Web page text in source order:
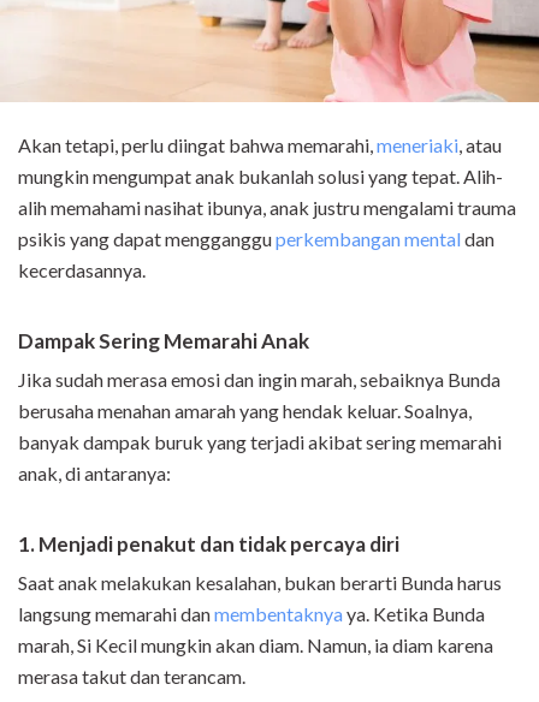
Akan tetapi, perlu diingat bahwa memarahi,meneriaki, atau
mungkin mengumpat anak bukanlah solusi yang tepat. Alih-
alih memahami nasihat ibunya, anak justru mengalami trauma
psikis yang dapat menggangguperkembangan mentaldan
kecerdasannya.
Dampak Sering Memarahi Anak
Jika sudah merasa emosi dan ingin marah, sebaiknya Bunda
berusaha menahan amarah yang hendak keluar. Soalnya,
banyak dampak buruk yang terjadi akibat sering memarahi
anak, di antaranya:
1. Menjadi penakut dan tidak percaya diri
Saat anak melakukan kesalahan, bukan berarti Bunda harus
langsung memarahi danmembentaknyaya. Ketika Bunda
marah, Si Kecil mungkin akan diam. Namun, ia diam karena
merasa takut dan terancam.